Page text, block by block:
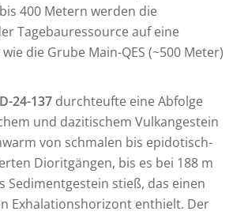
400 Metern werden die
Tagebauressource auf eine
die Grube Main-QES (~500 Meter)
24-137 durchteufte eine Abfolge
und dazitischem Vulkangestein
von schmalen bis epidotisch-
Dioritgängen, bis es bei 188 m
Sedimentgestein stieß, das einen
Exhalationshorizont enthielt. Der